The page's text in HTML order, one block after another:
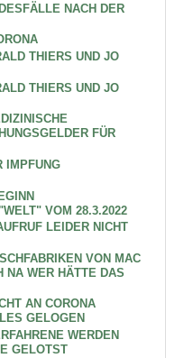
NACH DER
THIERS UND JO
THIERS UND JO
FÜR
IMPFUNG
VOM 28.3.2022
LEIDER NICHT
VON MAC
NA WER HÄTTE DAS
AN CORONA
GELOGEN
WERDEN
GELOTST